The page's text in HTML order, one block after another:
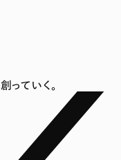
創っていく。